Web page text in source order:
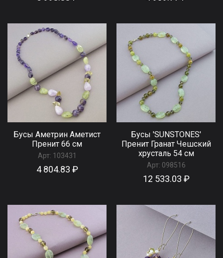
Бусы Аметрин Аметист
Пренит 66 см
Арт: 103431
4 804.83 ₽
Бусы 'SUNSTONES'
Пренит Гранат Чешский
хрусталь 54 см
Арт: 098516
12 533.03 ₽